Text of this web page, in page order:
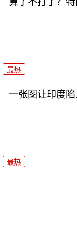
最热
一张图让印度
最热